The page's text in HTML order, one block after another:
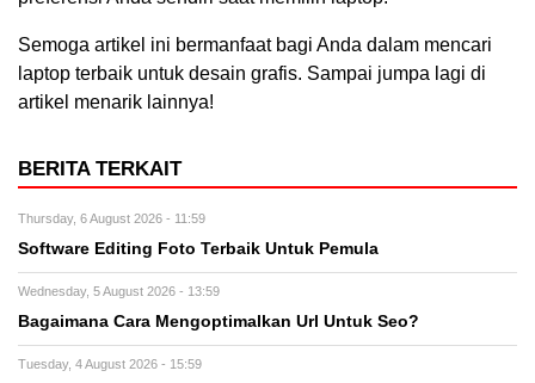
Semoga artikel ini bermanfaat bagi Anda dalam mencari
laptop terbaik untuk desain grafis. Sampai jumpa lagi di
artikel menarik lainnya!
BERITA TERKAIT
Thursday, 6 August 2026 - 11:59
Software Editing Foto Terbaik Untuk Pemula
Wednesday, 5 August 2026 - 13:59
Bagaimana Cara Mengoptimalkan Url Untuk Seo?
Tuesday, 4 August 2026 - 15:59